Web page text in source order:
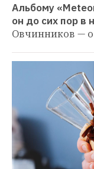
Альбому
он до сих пор в
Овчинников — о